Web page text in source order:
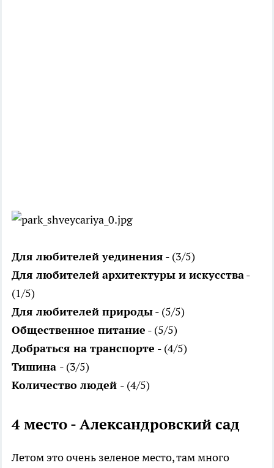
Для любителей уединения - (3/5)
Для любителей архитектуры и искусства-
(1/5)
Для любителей природы- (5/5)
Общественное питание - (5/5)
Добраться на транспорте - (4/5)
Тишина - (3/5)
Количество людей - (4/5)
4 место - Александровский сад
Летом это очень зеленое место, там много